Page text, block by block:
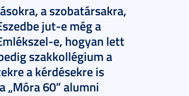
a szobatársakra,
jut-e még a
e, hogyan lett
szakkollégium a
a kérdésekre is
„Móra 60” alumni